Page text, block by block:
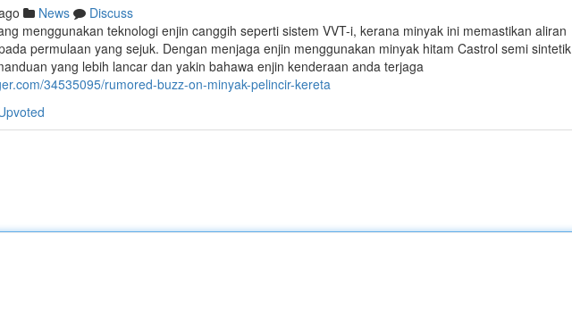
News
Discuss
menggunakan teknologi enjin canggih seperti sistem VVT-i, kerana minyak ini memastikan aliran
permulaan yang sejuk​​. Dengan menjaga enjin menggunakan minyak hitam Castrol semi sintetik
yang lebih lancar dan yakin bahawa enjin kenderaan anda terjaga
34535095/rumored-buzz-on-minyak-pelincir-kereta